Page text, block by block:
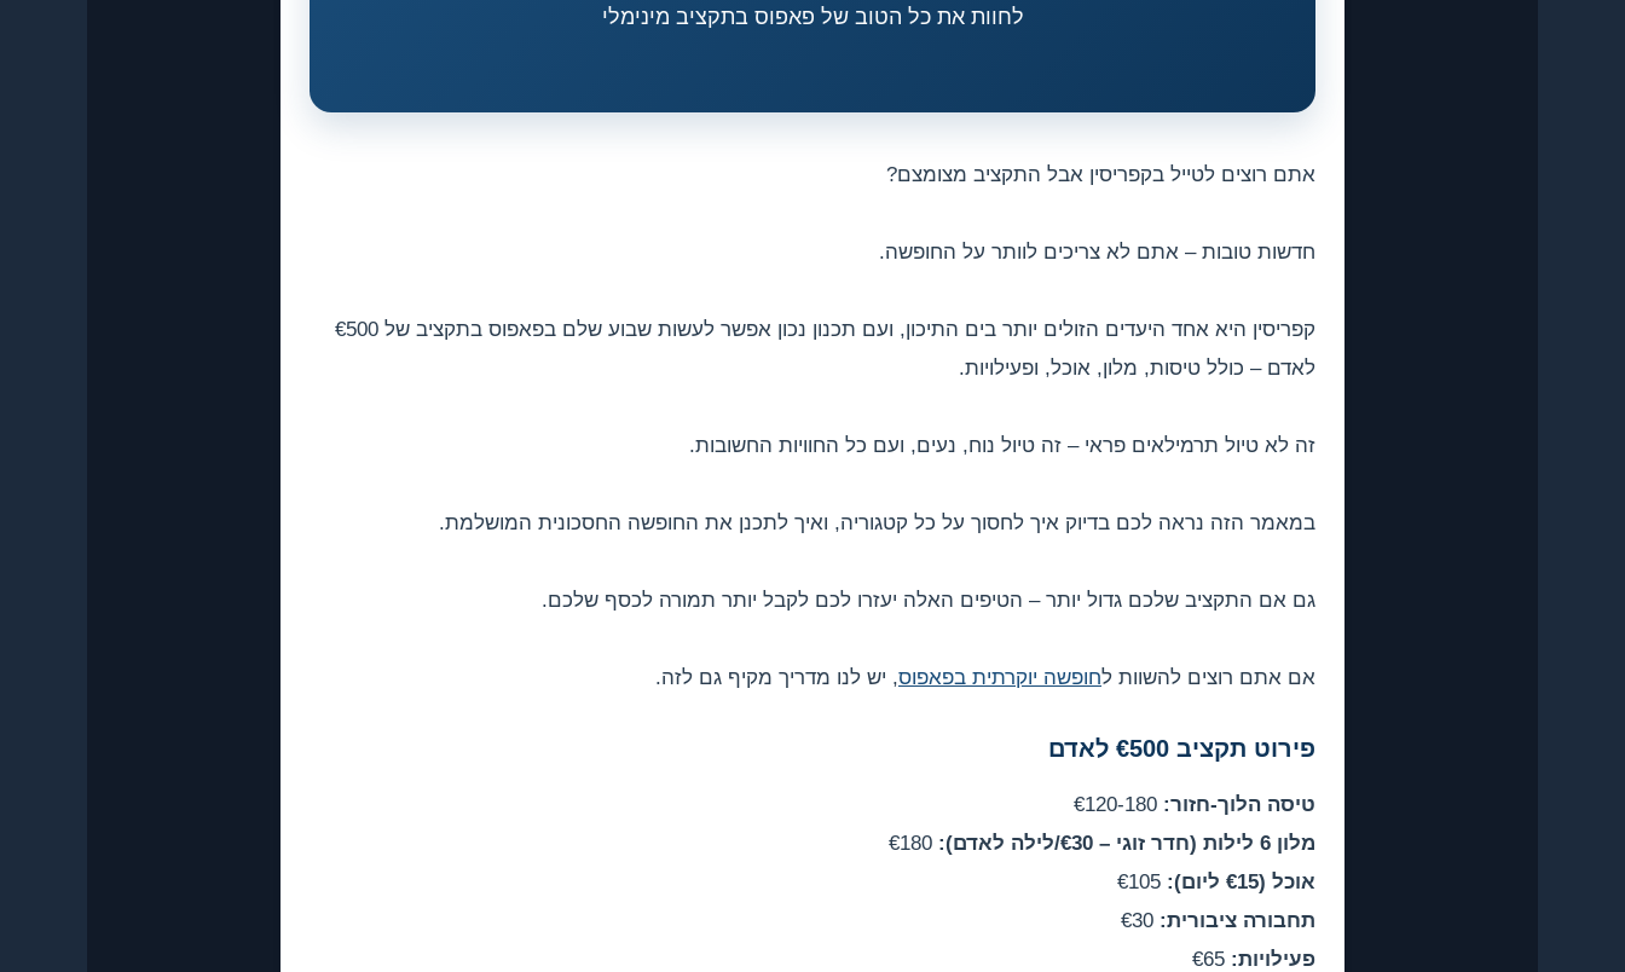
לחוות את כל הטוב של פאפוס בתקציב מינימלי
אתם רוצים לטייל בקפריסין אבל התקציב מצומצם?
חדשות טובות – אתם לא צריכים לוותר על החופשה.
קפריסין היא אחד היעדים הזולים יותר בים התיכון, ועם תכנון נכון אפשר לעשות שבוע שלם בפאפוס בתקציב של €500
לאדם – כולל טיסות, מלון, אוכל, ופעילויות.
זה לא טיול תרמילאים פראי – זה טיול נוח, נעים, ועם כל החוויות החשובות.
במאמר הזה נראה לכם בדיוק איך לחסוך על כל קטגוריה, ואיך לתכנן את החופשה החסכונית המושלמת.
גם אם התקציב שלכם גדול יותר – הטיפים האלה יעזרו לכם לקבל יותר תמורה לכסף שלכם.
אם אתם רוצים להשוות לחופשה יוקרתית בפאפוס, יש לנו מדריך מקיף גם לזה.
פירוט תקציב €500 לאדם
טיסה הלוך-חזור:
מלון 6 לילות (חדר זוגי – €30/לילה לאדם):
אוכל (€15 ליום):
תחבורה ציבורית:
פעילויות: